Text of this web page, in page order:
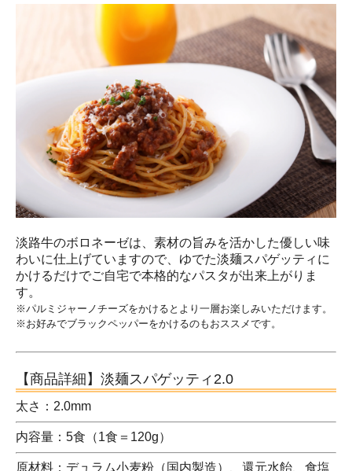
淡路牛のボロネーゼは、素材の旨みを活かした優しい味
わいに仕上げていますので、ゆでた淡麺スパゲッティに
かけるだけでご自宅で本格的なパスタが出来上がりま
す。
※パルミジャーノチーズをかけるとより一層お楽しみいただけます。
※お好みでブラックペッパーをかけるのもおススメです。
【商品詳細】淡麺スパゲッティ2.0
太さ：2.0mm
内容量：5食（1食＝120g）
原材料：デュラム小麦粉（国内製造）、還元水飴、食塩